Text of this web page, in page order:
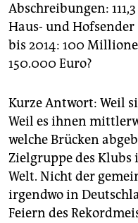
Abschreibungen:
Haus- und
bis 2014: 100
150.000 Euro?
Kurze Antwort: Weil
Weil es ihnen
welche Brücken
Zielgruppe des
Welt. Nicht der
irgendwo in
Feiern des